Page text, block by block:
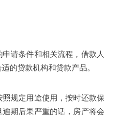
请条件和相关流程，借款人
的贷款机构和贷款产品。
规定用途使用，按时还款保
期后果严重的话，房产将会